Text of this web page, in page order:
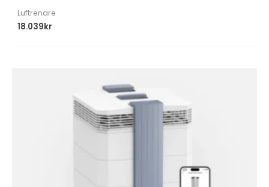
Luftrenare
18.039kr